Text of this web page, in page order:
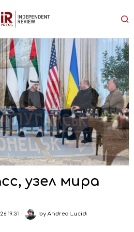
узел мира
19:31 by Andrea Lucidi